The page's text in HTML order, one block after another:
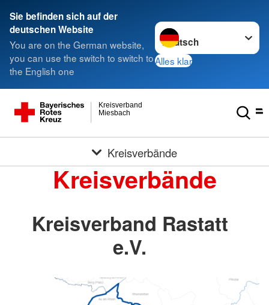
Sie befinden sich auf der
deutschen Website
You are on the German website,
you can use the switch to switch to
the English one
Sprache wechseln zu
Alles klar
Miesbach
Kreisverband
Kreisverbände
Kreisverbände
Kreisverband Rastatt
e.V.